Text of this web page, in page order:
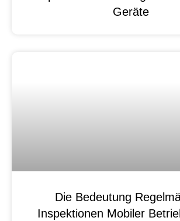
Geräte
Die Bedeutung
Inspektionen Mobiler